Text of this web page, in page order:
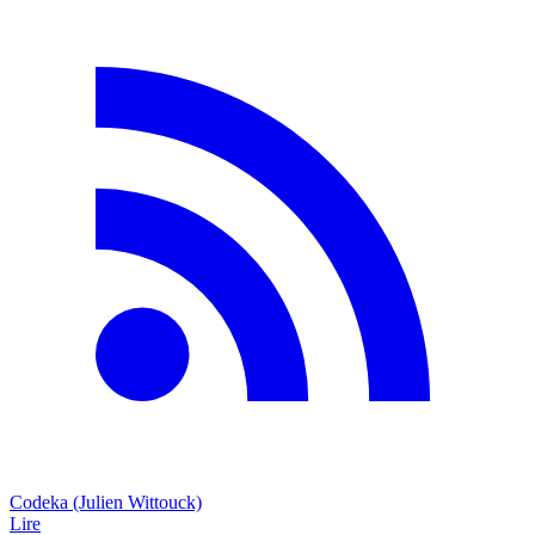
Codeka (Julien Wittouck)
Lire